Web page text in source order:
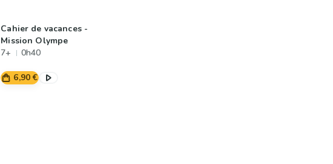
Cahier de vacances -
Mission Olympe
7+
0h40
6,90 €